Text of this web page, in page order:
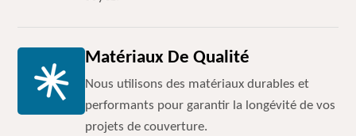
Matériaux De Qualité
Nous utilisons des matériaux durables et
performants pour garantir la longévité de vos
projets de couverture.